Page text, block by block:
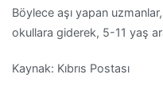
Böylece aşı yapan
okullara giderek, 5-11 yaş
Kaynak: Kıbrıs Postası